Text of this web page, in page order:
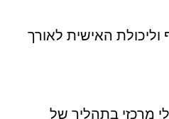
האישית לאורך
מרכזי בתהליך של